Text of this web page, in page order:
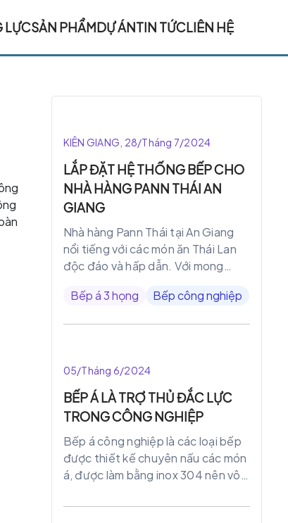
LỰCSẢN PHẨMDỰ ÁNTIN TỨCLIÊN HỆ
KIÊN GIANG, 28/Tháng 7/2024
LẮP ĐẶT HỆ THỐNG BẾP CHO
NHÀ HÀNG PANN THÁI AN
GIANG
Nhà hàng Pann Thái tại An Giang
nổi tiếng với các món ăn Thái Lan
độc đáo và hấp dẫn. Với mong
và trải nghiệm ẩm thực cho khách
Bếp á 3 họng Bếp công nghiệp
05/Tháng 6/2024
BẾP Á LÀ TRỢ THỦ ĐẮC LỰC
TRONG CÔNG NGHIỆP
Bếp á công nghiệp là các loại bếp
được thiết kế chuyên nấu các món
á, được làm bằng inox 304 nên vô
mòn như các bếp thông thường